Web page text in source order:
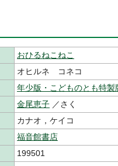
おひるねこねこ
オヒルネ コネコ
年少版・こどものとも特製
金尾恵子 ／さく
カナオ，ケイコ
福音館書店
199501